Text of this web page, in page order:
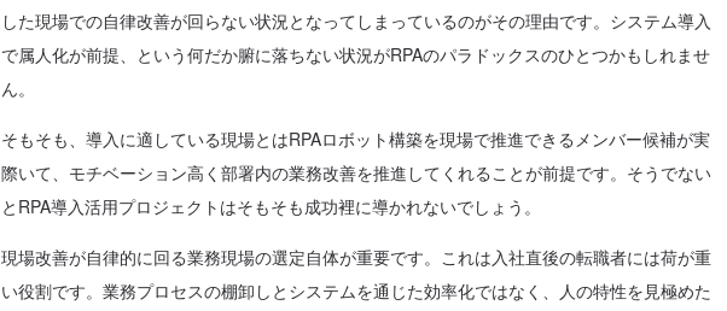
した現場での自律改善が回らない状況となってしまっているのがその理由です。システム導入
で属人化が前提、という何だか腑に落ちない状況がRPAのパラドックスのひとつかもしれませ
ん。
そもそも、導入に適している現場とはRPAロボット構築を現場で推進できるメンバー候補が実
際いて、モチベーション高く部署内の業務改善を推進してくれることが前提です。そうでない
とRPA導入活用プロジェクトはそもそも成功裡に導かれないでしょう。
現場改善が自律的に回る業務現場の選定自体が重要です。これは入社直後の転職者には荷が重
い役割です。業務プロセスの棚卸しとシステムを通じた効率化ではなく、人の特性を見極めた